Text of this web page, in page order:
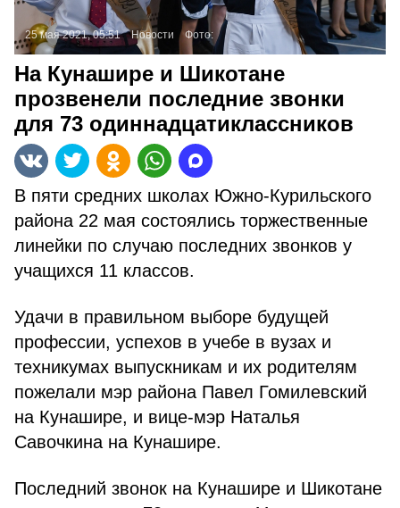
25 мая 2021, 05:51 Новости Фото:
На Кунашире и Шикотане
прозвенели последние звонки
для 73 одиннадцатиклассников
В пяти средних школах Южно-Курильского
района 22 мая состоялись торжественные
линейки по случаю последних звонков у
учащихся 11 классов.
Удачи в правильном выборе будущей
профессии, успехов в учебе в вузах и
техникумах выпускникам и их родителям
пожелали мэр района Павел Гомилевский
на Кунашире, и вице-мэр Наталья
Савочкина на Кунашире.
Последний звонок на Кунашире и Шикотане